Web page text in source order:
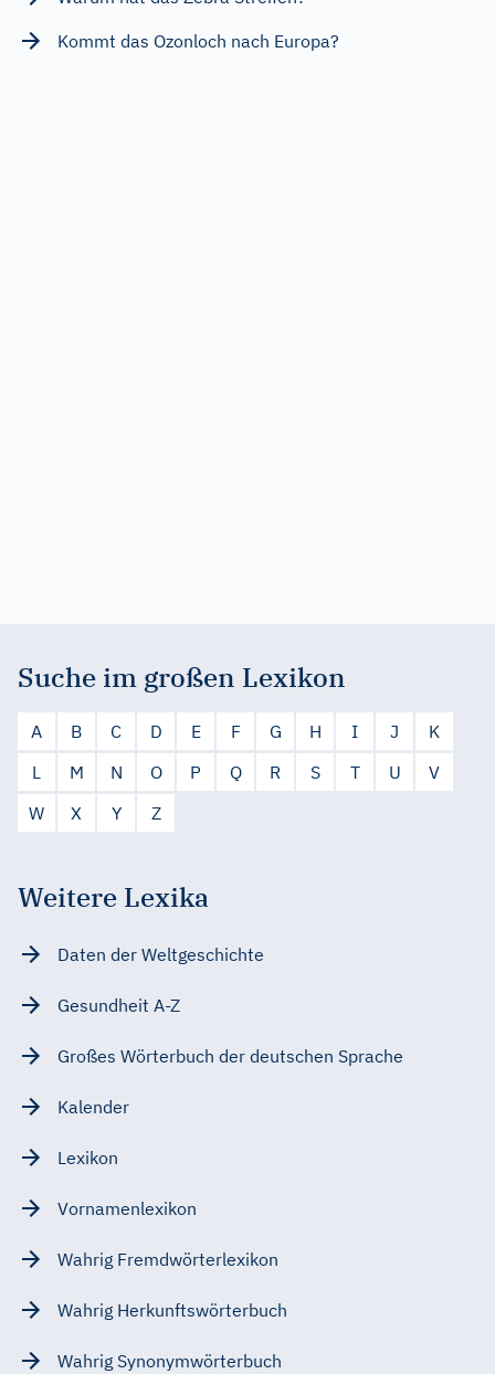
Kommt das Ozonloch nach Europa?
Suche im großen Lexikon
A B C D E F G H I J
K
L
M N O P Q R S T U
V
W
X Y Z
Weitere Lexika
Daten der Weltgeschichte
Gesundheit A-Z
Großes Wörterbuch der deutschen Sprache
Kalender
Lexikon
Vornamenlexikon
Wahrig Fremdwörterlexikon
Wahrig Herkunftswörterbuch
Wahrig Synonymwörterbuch